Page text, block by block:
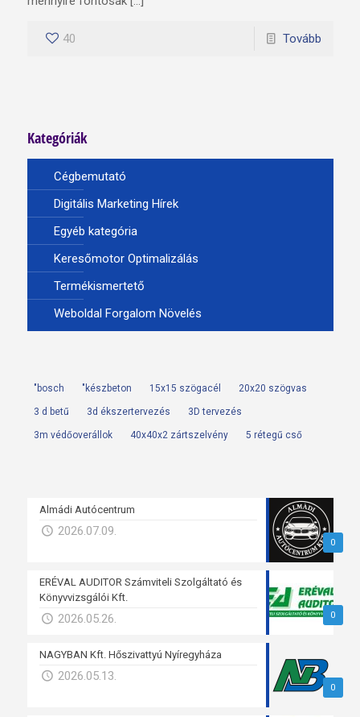
40 Tovább
Kategóriák
Cégbemutató
Digitális Marketing Hírek
Egyéb kategória
Keresőmotor Optimalizálás
Termékismertető
Weboldal Forgalom Növelés
"bosch "készbeton 15x15 szögacél 20x20 szögvas
3 d betű 3d ékszertervezés 3D tervezés
3m védőoverállok 40x40x2 zártszelvény 5 rétegű cső
0
Almádi Autócentrum
2026.07.09.
0
ERÉVAL AUDITOR Számviteli Szolgáltató és
Könyvvizsgálói Kft.
2026.05.26.
0
NAGYBAN Kft. Hőszivattyú Nyíregyháza
2026.05.13.